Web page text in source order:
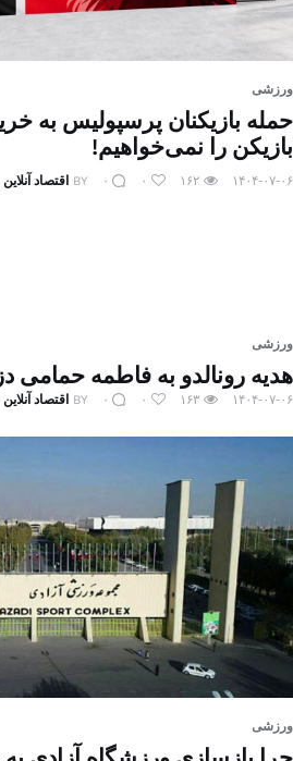
ورزشی
حمله بازیکنان پرسپولیس به
بازیکن را نمی‌خواهیم!
۱۴۰۴-۰۷-۰۶ ۱۶۲ ۰ ۰ BY اقتصاد آنلاین
ورزشی
هدیه رونالدو به فاطمه حمامی
۱۴۰۴-۰۷-۰۶ ۱۶۳ ۰ ۰ BY اقتصاد آنلاین
ورزشی